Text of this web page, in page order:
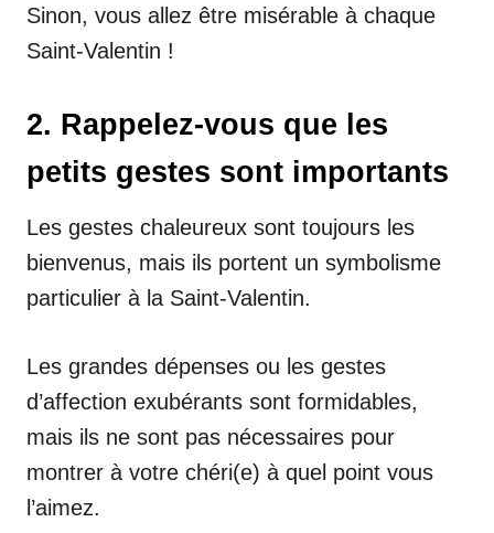
Sinon, vous allez être misérable à chaque
Saint-Valentin !
2. Rappelez-vous que les
petits gestes sont importants
Les gestes chaleureux sont toujours les
bienvenus, mais ils portent un symbolisme
particulier à la Saint-Valentin.
Les grandes dépenses ou les gestes
d’affection exubérants sont formidables,
mais ils ne sont pas nécessaires pour
montrer à votre chéri(e) à quel point vous
l’aimez.